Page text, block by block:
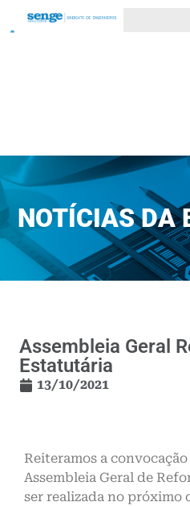
NOTÍCIAS DA
Assembleia Geral
Estatutária
13/10/2021
Reiteramos a
Assembleia Geral de
ser realizada no próximo